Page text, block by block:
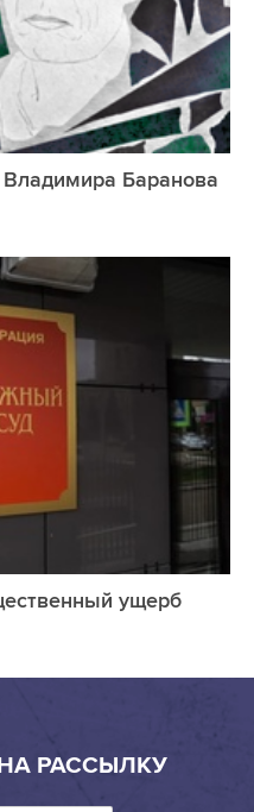
Баранова
ущерб
РАССЫЛКУ